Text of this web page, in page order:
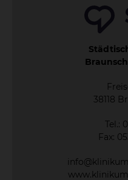
38118
Tel.:
Fax: